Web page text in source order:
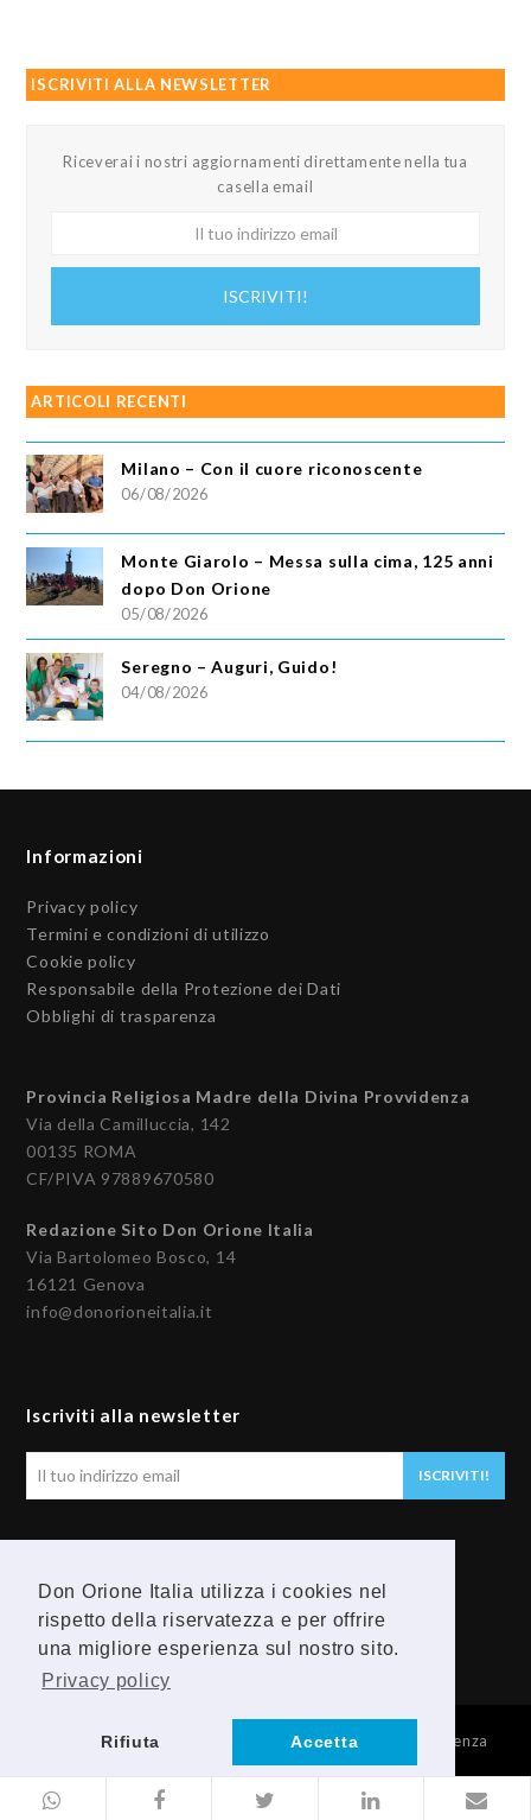
Don Orione Italia utilizza i cookies nel
rispetto della riservatezza e per offrire
una migliore esperienza sul nostro sito.
Privacy policy
Rifiuta Accetta
ISCRIVITI ALLA NEWSLETTER
Riceverai i nostri aggiornamenti direttamente nella tua
casella email
ISCRIVITI!
ARTICOLI RECENTI
Milano – Con il cuore riconoscente
06/08/2026
Monte Giarolo – Messa sulla cima, 125 anni
dopo Don Orione
05/08/2026
Seregno – Auguri, Guido!
04/08/2026
Informazioni
Privacy policy
Termini e condizioni di utilizzo
Cookie policy
Responsabile della Protezione dei Dati
Obblighi di trasparenza
Provincia Religiosa Madre della Divina Provvidenza
Via della Camilluccia, 142
00135 ROMA
CF/PIVA 97889670580
Redazione Sito Don Orione Italia
Via Bartolomeo Bosco, 14
16121 Genova
info@donorioneitalia.it
Iscriviti alla newsletter
ISCRIVITI!
F
b
Y
o
t
© 2026 Provincia Religiosa Madre della Divina Provvidenza